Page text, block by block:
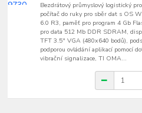
Bezdrátový průmyslový logistický
počítač do ruky pro sběr dat s OS
6.0 R3, paměť pro program 4 Gb
pro data 512 Mb DDR SDRAM,
TFT 3.5" VGA (480x640 bodů),
podporou ovládání aplikací pomocí
vibrační signalizace, TI OMA...